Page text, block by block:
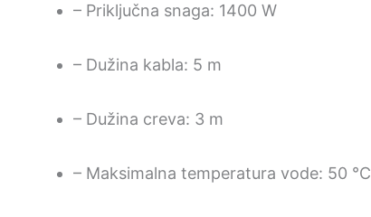
– Priključna snaga: 1400 W
– Dužina kabla: 5 m
– Dužina creva: 3 m
– Maksimalna temperatura vode: 50 °C